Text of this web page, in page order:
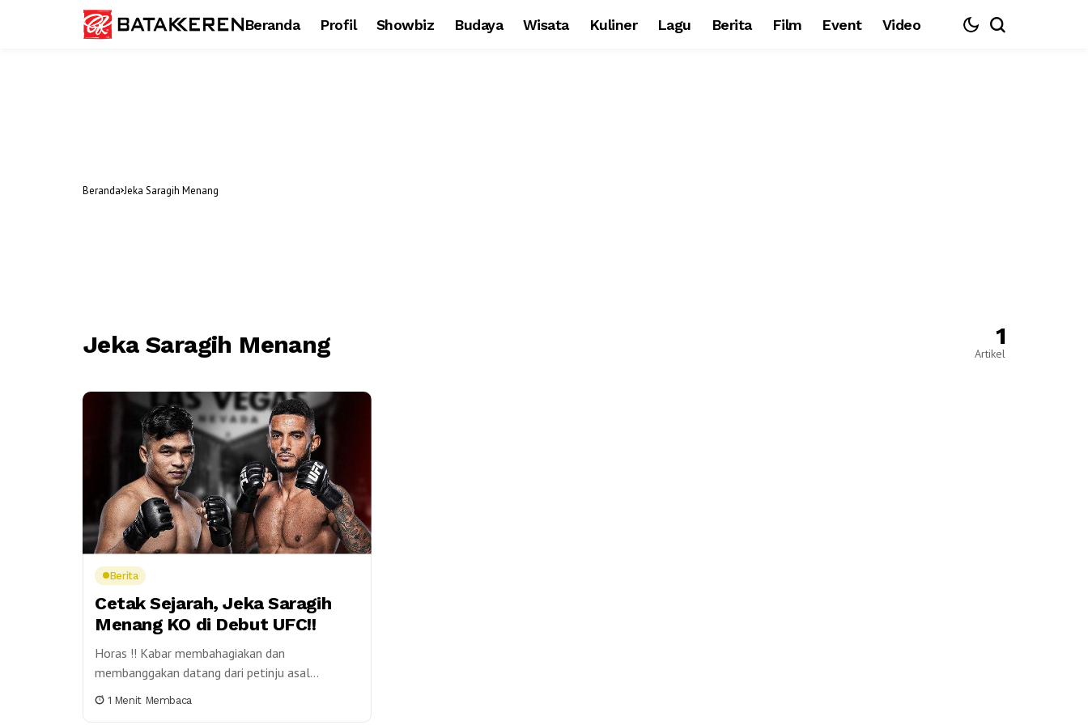
Beranda Profil Showbiz Budaya Wisata Kuliner Lagu Berita Film Event Video
Beranda Jeka Saragih Menang
Jeka Saragih Menang 1
Artikel
Berita
Cetak Sejarah, Jeka Saragih
Menang KO di Debut UFC!!
Horas !! Kabar membahagiakan dan
membanggakan datang dari petinju asal
Simalungun, Jeka Saragih. Ia yang berhasil
1 Menit Membaca